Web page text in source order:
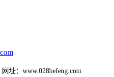
址：www.028hefeng.com